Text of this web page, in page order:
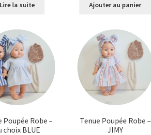
Lire la suite Ajouter au panier
Poupée Robe –
choix BLUE
Tenue Poupée Robe –
JIMY